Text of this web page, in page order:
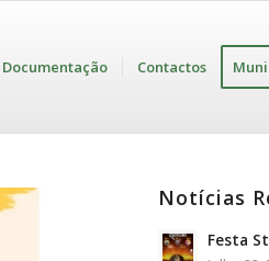
Documentação Contactos
Notícias
Festa